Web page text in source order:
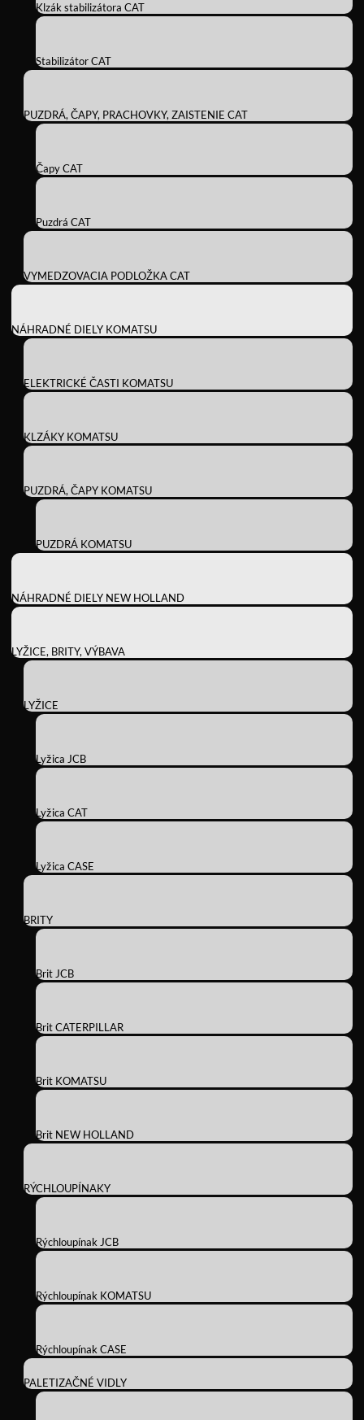
Klzák stabilizátora CAT
Stabilizátor CAT
PUZDRÁ, ČAPY, PRACHOVKY, ZAISTENIE CAT
Čapy CAT
Puzdrá CAT
VYMEDZOVACIA PODLOŽKA CAT
NÁHRADNÉ DIELY KOMATSU
ELEKTRICKÉ ČASTI KOMATSU
KLZÁKY KOMATSU
PUZDRÁ, ČAPY KOMATSU
PUZDRÁ KOMATSU
NÁHRADNÉ DIELY NEW HOLLAND
LYŽICE, BRITY, VÝBAVA
LYŽICE
Lyžica JCB
Lyžica CAT
Lyžica CASE
BRITY
Brit JCB
Brit CATERPILLAR
Brit KOMATSU
Brit NEW HOLLAND
RÝCHLOUPÍNAKY
Rýchloupínak JCB
Rýchloupínak KOMATSU
Rýchloupínak CASE
PALETIZAČNÉ VIDLY